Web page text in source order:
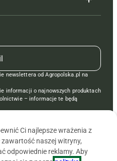
newslettera od Agropolska.pl na
informacji o najnowszych produktach
– informacje te będą
Ci najlepsze wrażenia z
naszej witryny,
odpowiednie reklamy. Aby